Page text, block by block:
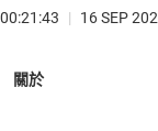
00:21:43 | 16 SEP